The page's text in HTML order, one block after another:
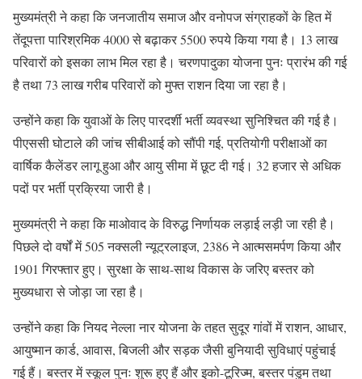
मुख्यमंत्री ने कहा कि जनजातीय समाज और वनोपज संग्राहकों के हित में
तेंदूपत्ता पारिश्रमिक 4000 से बढ़ाकर 5500 रुपये किया गया है। 13 लाख
परिवारों को इसका लाभ मिल रहा है। चरणपादुका योजना पुनः प्रारंभ की गई
है तथा 73 लाख गरीब परिवारों को मुफ्त राशन दिया जा रहा है।
उन्होंने कहा कि युवाओं के लिए पारदर्शी भर्ती व्यवस्था सुनिश्चित की गई है।
पीएससी घोटाले की जांच सीबीआई को सौंपी गई, प्रतियोगी परीक्षाओं का
वार्षिक कैलेंडर लागू हुआ और आयु सीमा में छूट दी गई। 32 हजार से अधिक
पदों पर भर्ती प्रक्रिया जारी है।
मुख्यमंत्री ने कहा कि माओवाद के विरुद्ध निर्णायक लड़ाई लड़ी जा रही है।
पिछले दो वर्षों में 505 नक्सली न्यूट्रलाइज, 2386 ने आत्मसमर्पण किया और
1901 गिरफ्तार हुए। सुरक्षा के साथ-साथ विकास के जरिए बस्तर को
मुख्यधारा से जोड़ा जा रहा है।
उन्होंने कहा कि नियद नेल्ला नार योजना के तहत सुदूर गांवों में राशन, आधार,
आयुष्मान कार्ड, आवास, बिजली और सड़क जैसी बुनियादी सुविधाएं पहुंचाई
गई हैं। बस्तर में स्कूल पुनः शुरू हुए हैं और इको-टूरिज्म, बस्तर पंडुम तथा